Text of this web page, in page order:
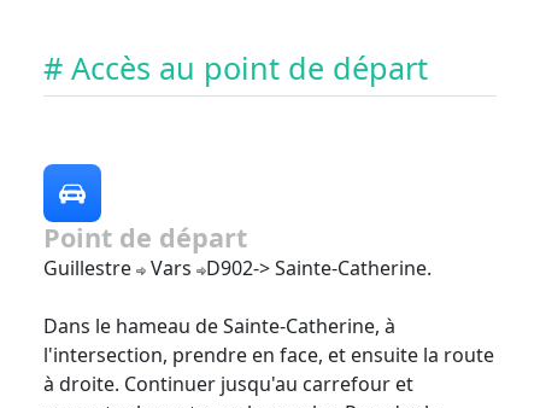
# Accès au point de départ
Point de départ
Guillestre Vars D902-> Sainte-Catherine.
Dans le hameau de Sainte-Catherine, à
l'intersection, prendre en face, et ensuite la route
à droite. Continuer jusqu'au carrefour et